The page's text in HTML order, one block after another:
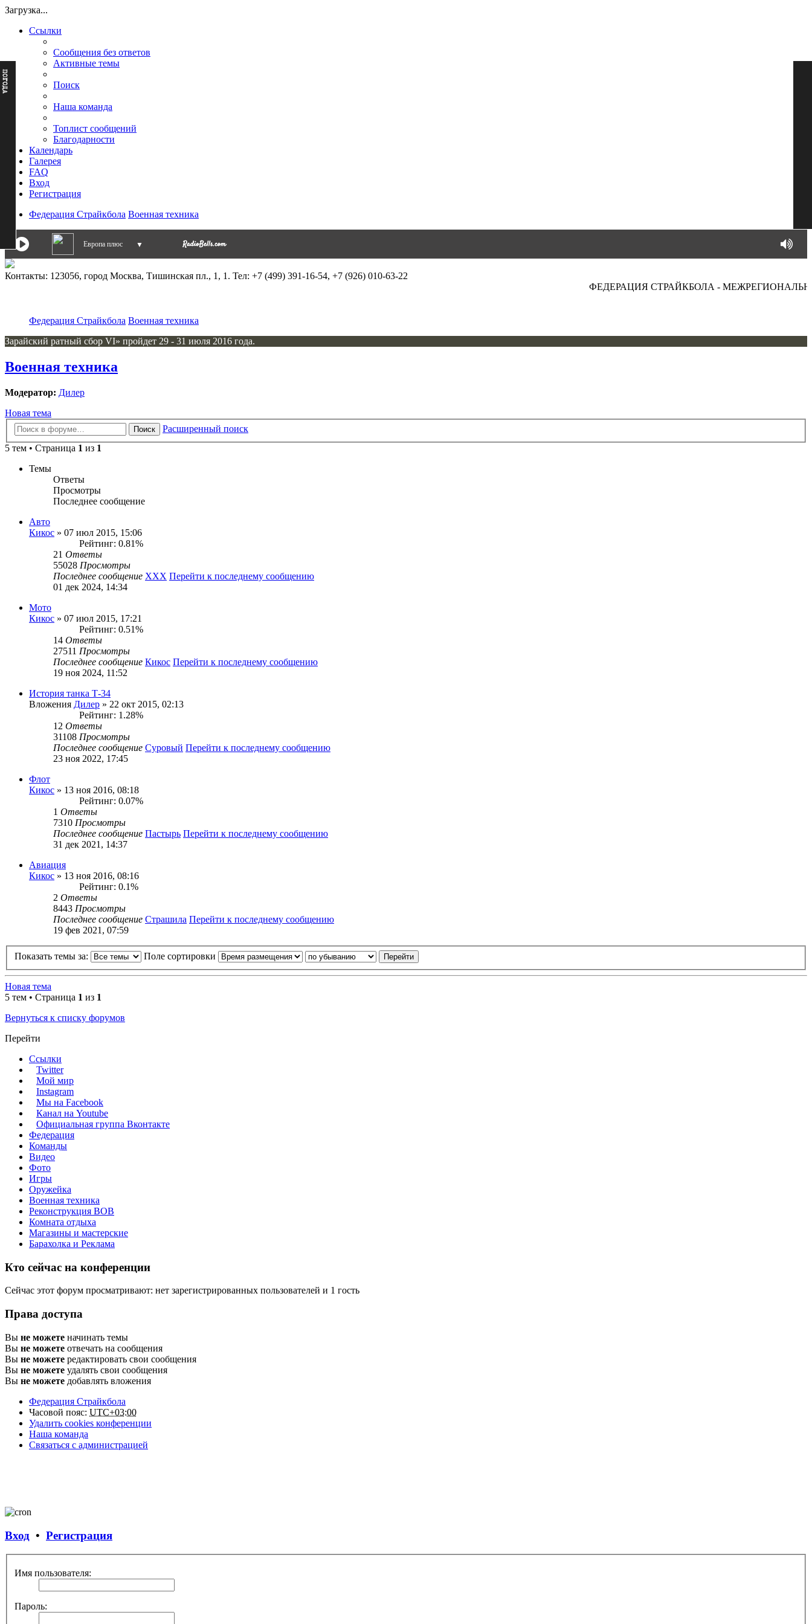
Загрузка...
Ссылки
Сообщения без ответов
Активные темы
Поиск
Наша команда
Топлист сообщений
Благодарности
Календарь
Галерея
FAQ
Вход
Регистрация
Федерация Страйкбола Военная техника
Европа плюс ▼
Контакты: 123056, город Москва, Тишинская пл., 1, 1. Тел: +7 (499) 391-16-54, +7 (926) 010-63-22
ФЕДЕРАЦИЯ СТРАЙКБОЛА -
Федерация Страйкбола Военная техника
Зарайский ратный сбор VI» пройдет 29 - 31 июля 2016 года.
Военная техника
Модератор: Дилер
Новая тема
Поиск
Расширенный поиск
5 тем • Страница 1 из 1
Темы
Ответы
Просмотры
Последнее сообщение
Авто
Кикос » 07 июл 2015, 15:06
Рейтинг: 0.81%
21 Ответы
55028 Просмотры
Последнее сообщение XXX Перейти к последнему сообщению
01 дек 2024, 14:34
Мото
Кикос » 07 июл 2015, 17:21
Рейтинг: 0.51%
14 Ответы
27511 Просмотры
Последнее сообщение Кикос Перейти к последнему сообщению
19 ноя 2024, 11:52
История танка Т-34
Вложения Дилер » 22 окт 2015, 02:13
Рейтинг: 1.28%
12 Ответы
31108 Просмотры
Последнее сообщение Суровый Перейти к последнему сообщению
23 ноя 2022, 17:45
Флот
Кикос » 13 ноя 2016, 08:18
Рейтинг: 0.07%
1 Ответы
7310 Просмотры
Последнее сообщение Пастырь Перейти к последнему сообщению
31 дек 2021, 14:37
Авиация
Кикос » 13 ноя 2016, 08:16
Рейтинг: 0.1%
2 Ответы
8443 Просмотры
Последнее сообщение Страшила Перейти к последнему сообщению
19 фев 2021, 07:59
Показать темы за: Поле сортировки
Новая тема
5 тем • Страница 1 из 1
Вернуться к списку форумов
Перейти
Ссылки
Twitter
Мой мир
Instagram
Мы на Facebook
Канал на Youtube
Официальная группа Вконтакте
Федерация
Команды
Видео
Фото
Игры
Оружейка
Военная техника
Реконструкция ВОВ
Комната отдыха
Магазины и мастерские
Барахолка и Реклама
Кто сейчас на конференции
Сейчас этот форум просматривают: нет зарегистрированных пользователей и 1 гость
Права доступа
Вы не можете начинать темы
Вы не можете отвечать на сообщения
Вы не можете редактировать свои сообщения
Вы не можете удалять свои сообщения
Вы не можете добавлять вложения
Федерация Страйкбола
Часовой пояс: UTC+03:00
Удалить cookies конференции
Наша команда
Связаться с администрацией
Вход • Регистрация
Имя пользователя:
Пароль: